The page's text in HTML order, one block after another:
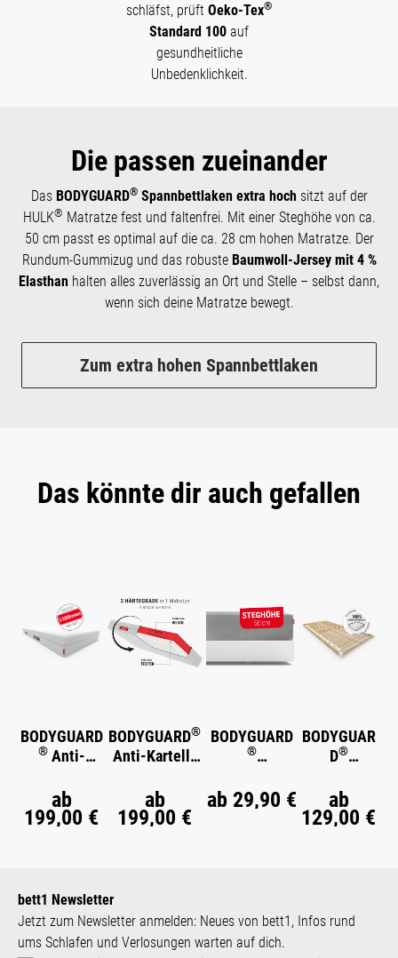
schläfst, prüft Oeko-Tex®
Standard 100 auf
gesundheitliche
Unbedenklichkeit.
Die passen zueinander
Das BODYGUARD®Spannbettlaken extra hoch sitzt auf der
HULK® Matratze fest und faltenfrei. Mit einer Steghöhe von ca.
50 cm passt es optimal auf die ca. 28 cm hohen Matratze. Der
Rundum-Gummizug und das robuste Baumwoll-Jersey mit 4 %
Elasthan halten alles zuverlässig an Ort und Stelle – selbst dann,
wenn sich deine Matratze bewegt.
Zum extra hohen Spannbettlaken
Das könnte dir auch gefallen
BODYGUARD
®Anti-
Matratze
ab
199,00 €
BODYGUARD®
Anti-Kartell-
Weich
ab
199,00 €
BODYGUARD
®
en extra hoch
ab 29,90 €
BODYGUAR
D®
Starr
ab
129,00 €
bett1 Newsletter
Jetzt zum Newsletter anmelden: Neues von bett1, Infos rund
ums Schlafen und Verlosungen warten auf dich.